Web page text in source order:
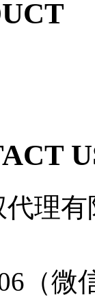
理有
（微